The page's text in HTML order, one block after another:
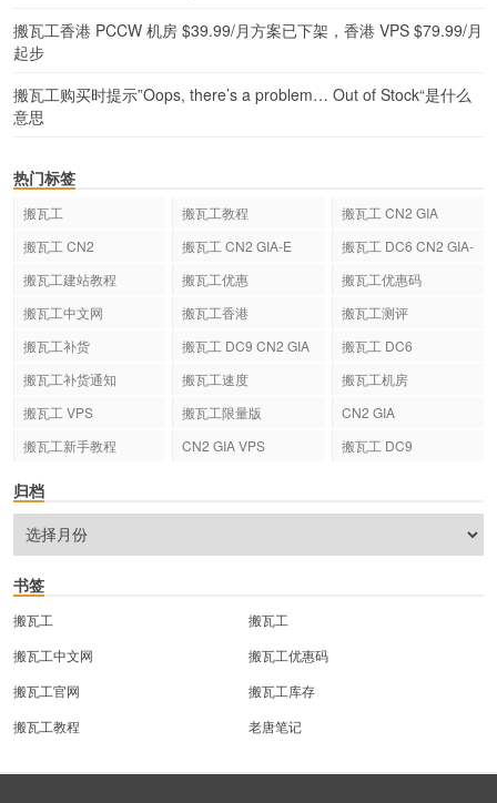
搬瓦工香港 PCCW 机房 $39.99/月方案已下架，香港 VPS $79.99/月
起步
搬瓦工购买时提示”Oops, there’s a problem… Out of Stock“是什么
意思
热门标签
搬瓦工 搬瓦工教程
搬瓦工 CN2 GIA
搬瓦工 CN2
搬瓦工 CN2 GIA-E
搬瓦工 DC6 CN2 GIA-
搬瓦工建站教程 搬瓦工优惠
搬瓦工优惠码
搬瓦工中文网
搬瓦工香港
搬瓦工测评
搬瓦工补货
搬瓦工 DC9 CN2 GIA
搬瓦工 DC6
搬瓦工补货通知
搬瓦工速度
搬瓦工机房
搬瓦工 VPS
搬瓦工限量版
CN2 GIA
搬瓦工新手教程
CN2 GIA VPS 搬瓦工 DC9
归档
书签
搬瓦工
搬瓦工
搬瓦工中文网
搬瓦工优惠码
搬瓦工官网
搬瓦工库存
搬瓦工教程
老唐笔记